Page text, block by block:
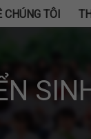
CHÚNG TÔI